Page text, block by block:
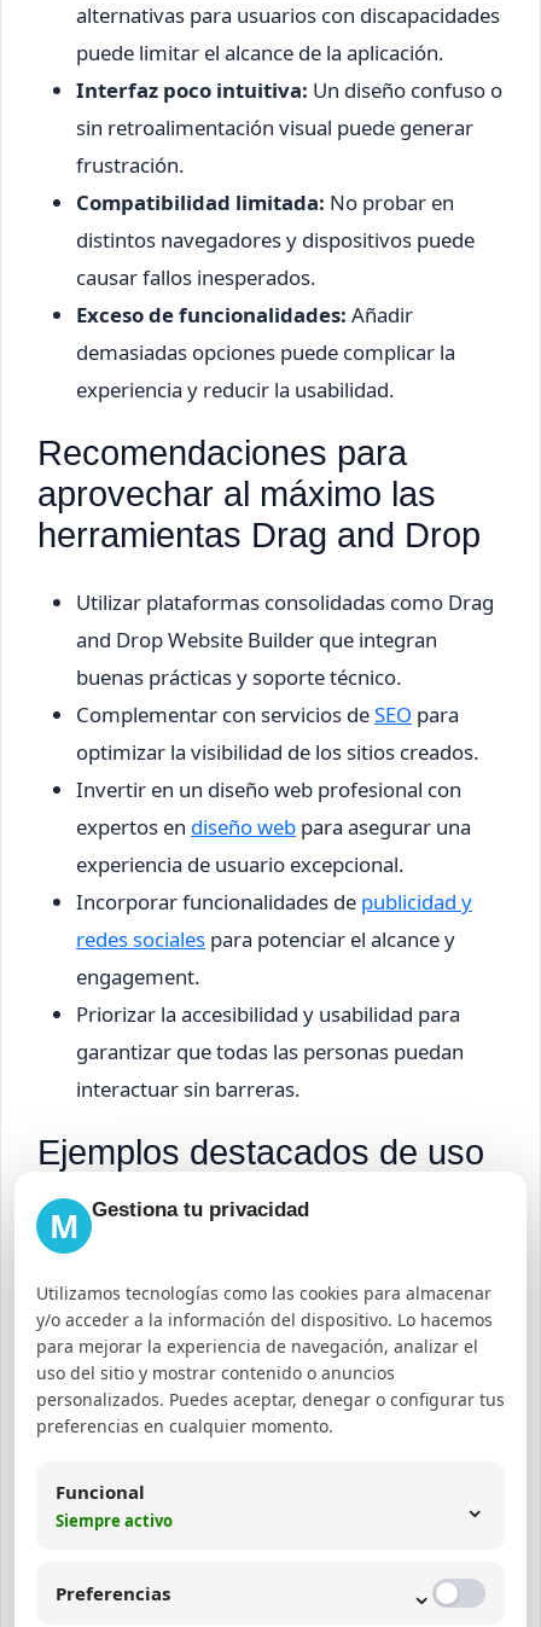
alternativas para usuarios con discapacidades
puede limitar el alcance de la aplicación.
Interfaz poco intuitiva: Un diseño confuso o
sin retroalimentación visual puede generar
frustración.
Compatibilidad limitada: No probar en
distintos navegadores y dispositivos puede
causar fallos inesperados.
Exceso de funcionalidades: Añadir
demasiadas opciones puede complicar la
experiencia y reducir la usabilidad.
Recomendaciones para
aprovechar al máximo las
herramientas Drag and Drop
Utilizar plataformas consolidadas como Drag
and Drop Website Builder que integran
buenas prácticas y soporte técnico.
Complementar con servicios deSEO para
optimizar la visibilidad de los sitios creados.
Invertir en un diseño web profesional con
expertos en diseño web para asegurar una
experiencia de usuario excepcional.
Incorporar funcionalidades de publicidad y
redes sociales para potenciar el alcance y
engagement.
Priorizar la accesibilidad y usabilidad para
garantizar que todas las personas puedan
interactuar sin barreras.
Ejemplos destacados de uso
de Drag and Drop en el
mercado actual
Muchas plataformas líderes han adoptado esta
tecnología para mejorar la experiencia de usuario:
Wix y Squarespace:Constructores web que
ofrecen interfaces Drag and Drop para crear
WordPress con Elementor o Divi:
Plugins
diseños personalizados con arrastrar y soltar.
M Gestiona tu privacidad
Utilizamos tecnologías como las cookies para almacenar
y/o acceder a la información del dispositivo. Lo hacemos
para mejorar la experiencia de navegación, analizar el
uso del sitio y mostrar contenido o anuncios
personalizados. Puedes aceptar, denegar o configurar tus
preferencias en cualquier momento.
Funcional
Siempre activo ⌄
Preferencias ⌄